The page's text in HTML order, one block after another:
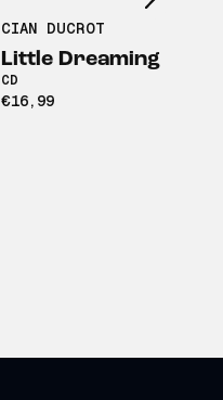
CIAN DUCROT
Little Dreaming
CD
€16,99